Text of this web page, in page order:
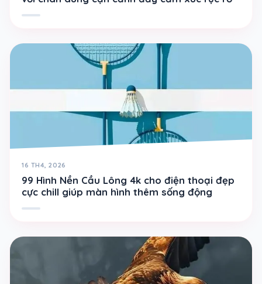
16 TH4, 2026
99 Hình Nền Cầu Lông 4k cho điện thoại đẹp
cực chill giúp màn hình thêm sống động